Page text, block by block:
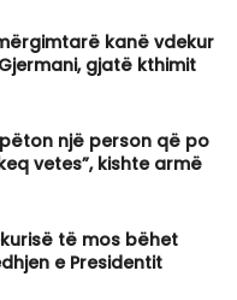
kanë vdekur
gjatë kthimit
një person që po
vetes”, kishte armë
të mos bëhet
e Presidentit